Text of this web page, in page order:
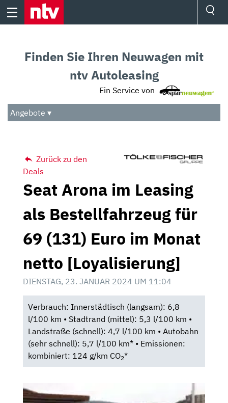
Skip
Audio
Das Beste
Finden Sie Ihren Neuwagen mit
ntv Autoleasing
Ein Service von
Angebote ▾
Zurück zu den
Deals
Seat Arona im Leasing
als Bestellfahrzeug für
69 (131) Euro im Monat
netto [Loyalisierung]
DIENSTAG, 23. JANUAR 2024 UM 11:04
Verbrauch: Innerstädtisch (langsam): 6,8
l/100 km • Stadtrand (mittel): 5,3 l/100 km •
Landstraße (schnell): 4,7 l/100 km • Autobahn
(sehr schnell): 5,7 l/100 km* • Emissionen:
kombiniert: 124 g/km CO2*